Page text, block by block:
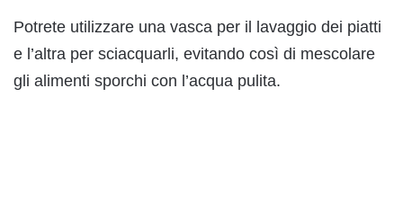
Potrete utilizzare una vasca per il lavaggio dei piatti
e l’altra per sciacquarli, evitando così di mescolare
gli alimenti sporchi con l’acqua pulita.